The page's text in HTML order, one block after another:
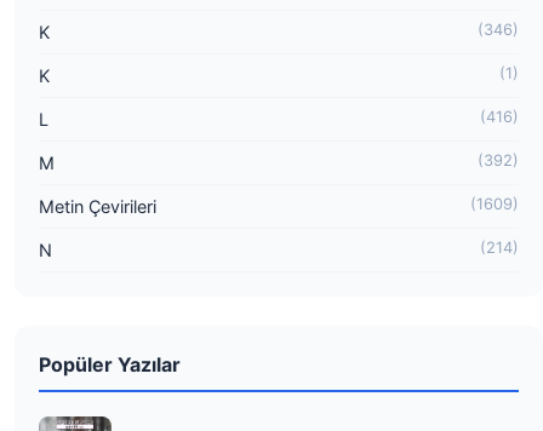
K (346)
K (1)
L (416)
M (392)
Metin Çevirileri (1609)
N (214)
Popüler Yazılar